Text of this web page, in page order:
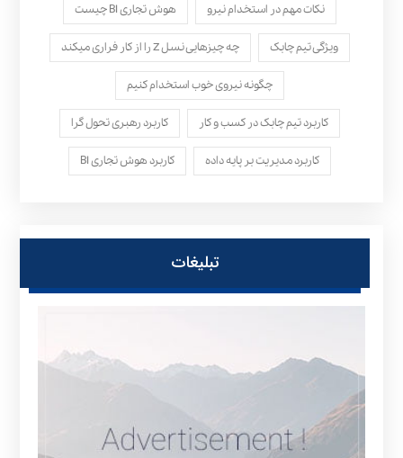
نکات مهم در استخدام نیرو هوش تجاری BI چیست
ویژگی تیم چابک چه چیزهایی نسل Z را از کار فراری میکند
چگونه نیروی خوب استخدام کنیم
کاربرد تیم چابک در کسب و کار کاربرد رهبری تحول‌ گرا
کاربرد مدیریت بر پایه داده کاربرد هوش تجاری BI
تبلیغات